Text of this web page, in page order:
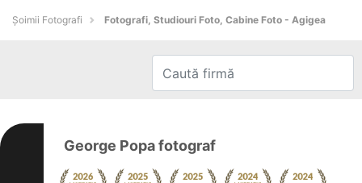
Șoimii Fotografi Fotografi, Studiouri Foto, Cabine Foto - Agigea
George Popa fotograf